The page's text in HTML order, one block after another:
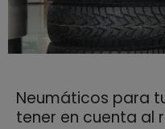
Neumáticos para
tener en cuenta al